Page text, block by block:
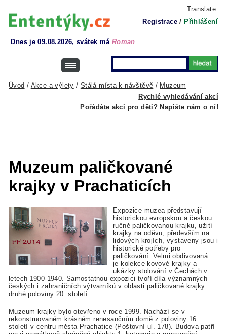
Translate
Registrace / Přihlášení
Dnes je 09.08.2026, svátek má Roman
Rychlé vyhledávání akcí
Úvod / Akce a výlety / Stálá místa k návštěvě / Muzeum
Pořádáte akci pro děti? Napište nám o ní!
Muzeum paličkované
krajky v Prachaticích
Expozice muzea představují
historickou evropskou a českou
ručně paličkovanou krajku, užití
krajky na oděvu, především na
lidových krojích, vystaveny jsou i
historické potřeby pro
paličkování. Velmi obdivovaná
je kolekce kovové krajky a
ukázky stolování v Čechách v
letech 1900-1940. Samostatnou expozici tvoří díla významných
českých i zahraničních výtvarníků v oblasti paličkované krajky
druhé poloviny 20. století.
Muzeum krajky bylo otevřeno v roce 1999. Nachází se v
rekonstruovaném krásném renesančním domě z poloviny 16.
století v centru města Prachatice (Poštovní ul. 178). Budova patří